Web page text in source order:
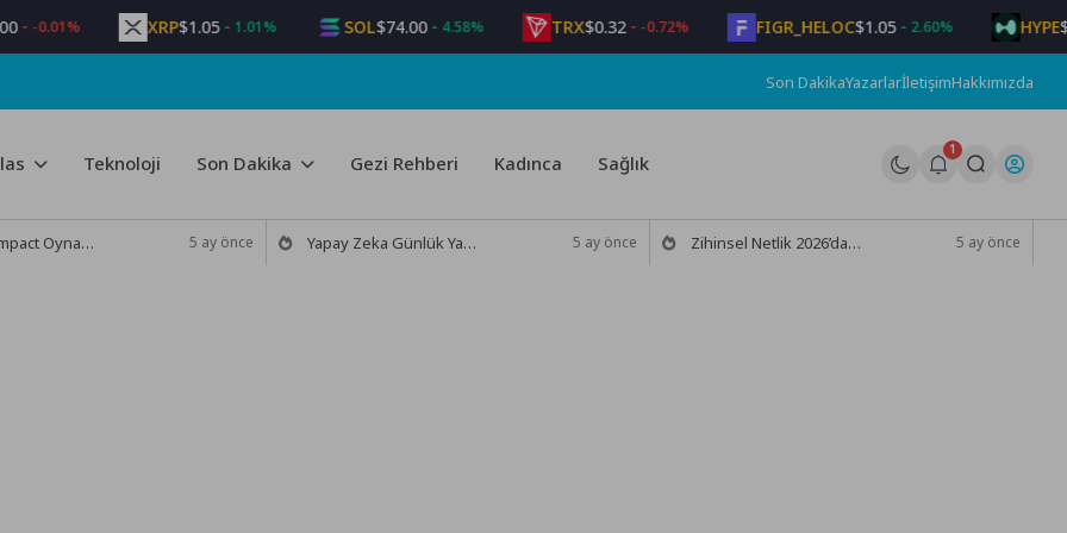
XRP$1.05 1.01% SOL$74.00 4.58% TRX$0.32 -0.72% FIGR_HELOC$1.05 2.60% HYPE
Son DakikaYazarlarİletişimHakkımızda
Teknoloji Son Dakika Gezi Rehberi Kadınca Sağlık
1
mi İnceleme ve Güncel Bilgiler 5 ay önce Yapay Zeka Günlük Yaşamımızdaki Yeri ve Etkileri 5 ay önce Zihinsel Netlik 2026’da Odaklanmanın Temel Taşı 5 ay önce